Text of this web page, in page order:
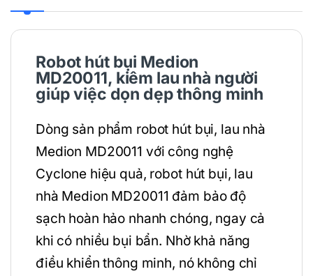
Robot hút bụi Medion
MD20011, kiêm lau nhà người
giúp việc dọn dẹp thông minh
Dòng sản phẩm robot hút bụi, lau nhà
Medion MD20011 với công nghệ
Cyclone hiệu quả, robot hút bụi, lau
nhà Medion MD20011 đảm bảo độ
sạch hoàn hảo nhanh chóng, ngay cả
khi có nhiều bụi bẩn. Nhờ khả năng
điều khiển thông minh, nó không chỉ